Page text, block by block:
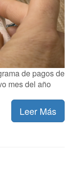
de pagos de
mes del año
Leer Más